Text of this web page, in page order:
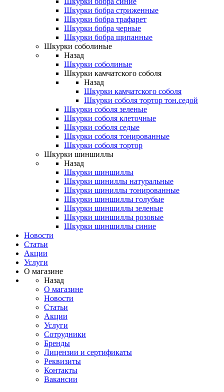
Шкурки бобра стриженные
Шкурки бобра трафарет
Шкурки бобра черные
Шкурки бобра щипанные
Шкурки соболиные
Назад
Шкурки соболиные
Шкурки камчатского соболя
Назад
Шкурки камчатского соболя
Шкурки соболя тортор тон.седой
Шкурки соболя зеленые
Шкурки соболя клеточные
Шкурки соболя седые
Шкурки соболя тонированные
Шкурки соболя тортор
Шкурки шиншиллы
Назад
Шкурки шиншиллы
Шкурки шиниллы натуральные
Шкурки шиниллы тонированные
Шкурки шиншиллы голубые
Шкурки шиншиллы зеленые
Шкурки шиншиллы розовые
Шкурки шиншиллы синие
Новости
Статьи
Акции
Услуги
О магазине
Назад
О магазине
Новости
Статьи
Акции
Услуги
Сотрудники
Бренды
Лицензии и сертификаты
Реквизиты
Контакты
Вакансии